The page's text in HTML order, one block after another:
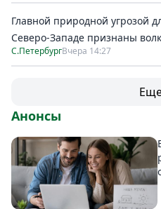
Главной природной угрозой
Северо-Западе признаны
С.ПетербургВчера 14:27
Анонсы